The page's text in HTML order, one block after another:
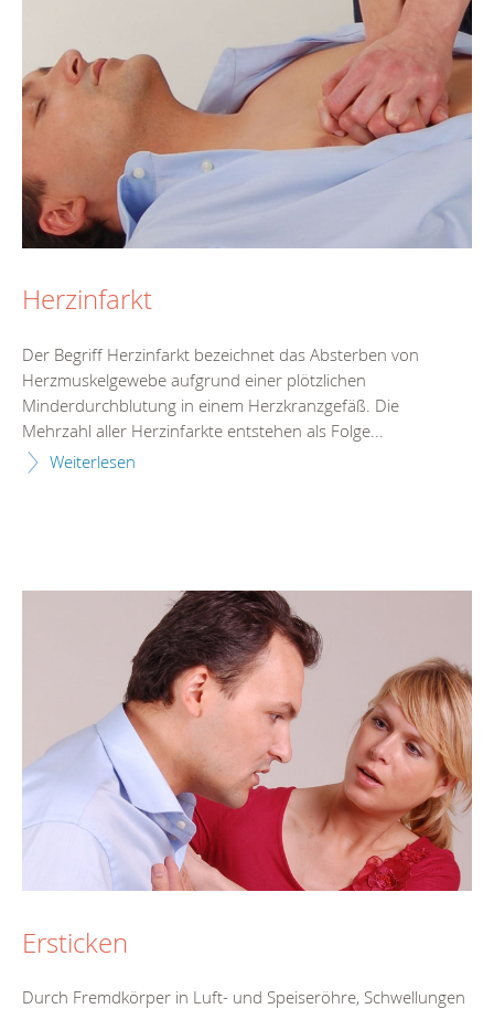
Herzinfarkt
Der Begriff Herzinfarkt bezeichnet das Absterben von
Herzmuskelgewebe aufgrund einer plötzlichen
Minderdurchblutung in einem Herzkranzgefäß. Die
Mehrzahl aller Herzinfarkte entstehen als Folge...
Weiterlesen
Ersticken
Durch Fremdkörper in Luft- und Speiseröhre, Schwellungen